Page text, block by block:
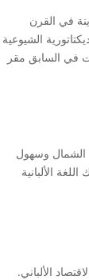
في القرن
الشيوعية
في السابق مقر
الشمال وسهول
الألبانية
الألباني.